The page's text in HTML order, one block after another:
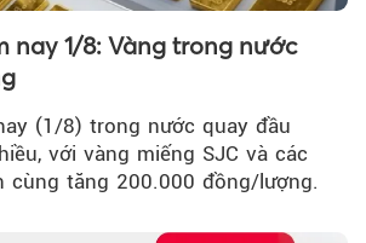
nay 1/8: Vàng trong nước
(1/8) trong nước quay đầu
với vàng miếng SJC và các
cùng tăng 200.000 đồng/lượng.